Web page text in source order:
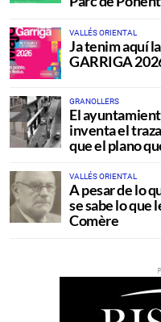
VALLÉS ORIENTAL
Ja tenim aquí
GARRIGA
GRANOLLERS
El
inventa el
que el plano
VALLÉS ORIENTAL
A pesar de lo
se sabe lo que
Comère